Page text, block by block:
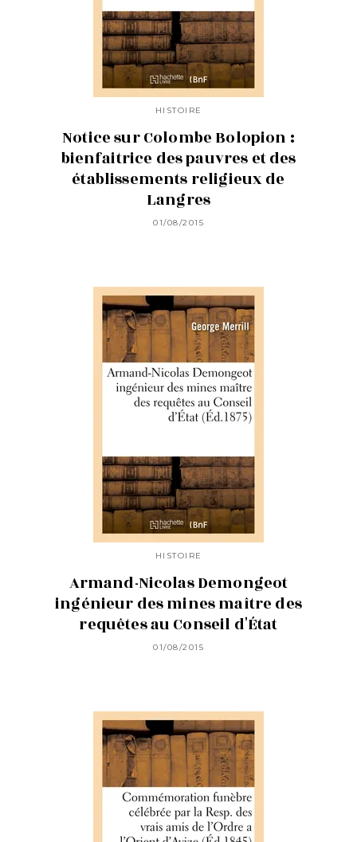
HISTOIRE
Notice sur Colombe Bolopion :
bienfaitrice des pauvres et des
établissements religieux de
Langres
01/08/2015
HISTOIRE
Armand-Nicolas Demongeot
ingénieur des mines maître des
requêtes au Conseil d'État
01/08/2015